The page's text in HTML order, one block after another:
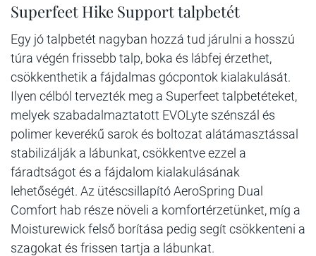
Superfeet Hike Support talpbetét
Egy jó talpbetét nagyban hozzá tud járulni a hosszú
túra végén frissebb talp, boka és lábfej érzethet,
csökkenthetik a fájdalmas gócpontok kialakulását.
Ilyen célból tervezték meg a Superfeet talpbetéteket,
melyek szabadalmaztatott EVOLyte szénszál és
polimer keverékű sarok és boltozat alátámasztással
stabilizálják a lábunkat, csökkentve ezzel a
fáradtságot és a fájdalom kialakulásának
lehetőségét. Az ütéscsillapító AeroSpring Dual
Comfort hab része növeli a komfortérzetünket, míg a
Moisturewick felső borítása pedig segít csökkenteni a
szagokat és frissen tartja a lábunkat.